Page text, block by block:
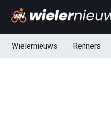
Wielernieuws Renners